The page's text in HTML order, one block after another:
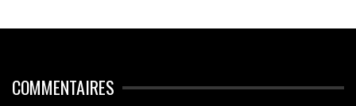
COMMENTAIRES